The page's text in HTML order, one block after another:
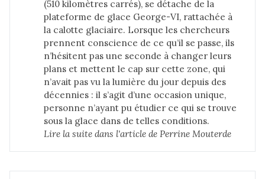
(510 kilomètres carrés), se détache de la
plateforme de glace George-VI, rattachée à
la calotte glaciaire. Lorsque les chercheurs
prennent conscience de ce qu’il se passe, ils
n’hésitent pas une seconde à changer leurs
plans et mettent le cap sur cette zone, qui
n’avait pas vu la lumière du jour depuis des
décennies : il s’agit d’une occasion unique,
personne n’ayant pu étudier ce qui se trouve
sous la glace dans de telles conditions.
Lire la suite dans l'article de Perrine Mouterde